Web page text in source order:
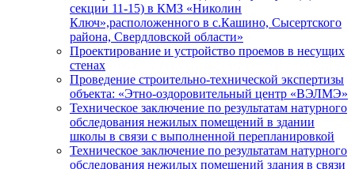
секции 11-15) в КМЗ «Николин
Ключ»,расположенного в с.Кашино, Сысертского
района, Свердловской области»
Проектирование и устройство проемов в несущих
стенах
Проведение строительно-технической экспертизы
объекта: «Этно-оздоровительный центр «ВЭЛМЭ»
Техническое заключение по результатам натурного
обследования нежилых помещений в здании
школы в связи с выполненной перепланировкой
Техническое заключение по результатам натурного
обследования нежилых помещений здания в связи